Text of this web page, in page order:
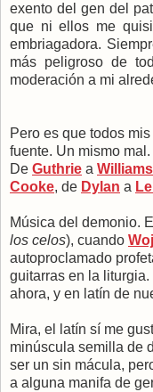
exento del gen del
que ni ellos me
embriagadora.
más peligroso de
moderación a mi
Pero es que todos
fuente. Un mismo
De Guthrie a Williams
Cooke, de Dylan a
Música del demonio.
los celos), cuando
autoproclamado
guitarras en la
ahora, y en latín de
Mira, el latín sí me
minúscula semilla de
ser un sin mácula,
a alguna manifa de